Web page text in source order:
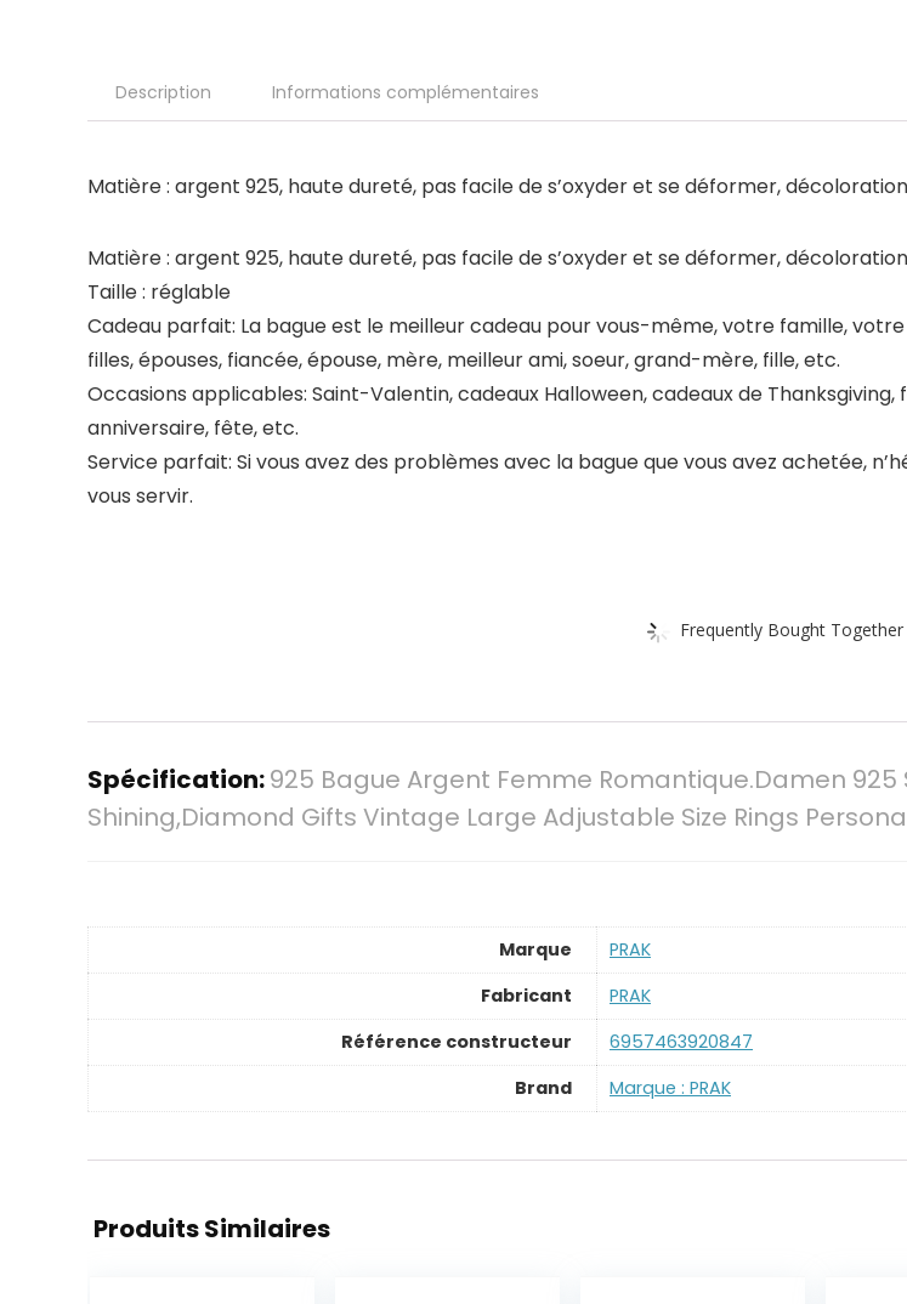
Description Informations complémentaires
Matière : argent 925, haute dureté, pas facile de s’oxyder et se déformer,
Matière : argent 925, haute dureté, pas facile de s’oxyder et se déformer,
Taille : réglable
Cadeau parfait: La bague est le meilleur cadeau pour vous-même, votre famille,
filles, épouses, fiancée, épouse, mère, meilleur ami, soeur, grand-mère, fille, etc.
Occasions applicables: Saint-Valentin, cadeaux Halloween, cadeaux de
anniversaire, fête, etc.
Service parfait: Si vous avez des problèmes avec la bague que vous avez achetée,
vous servir.
Frequently Bought Together
Spécification:925 Bague Argent Femme Romantique.Damen 925
Shining,Diamond Gifts Vintage Large Adjustable Size Rings
Marque
‎PRAK
Fabricant
‎PRAK
Référence constructeur
‎6957463920847
Brand
Marque : PRAK
Produits Similaires